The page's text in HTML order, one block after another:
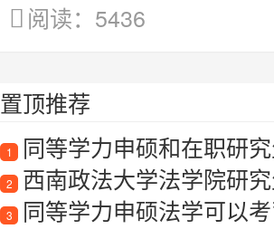
阅读：5436
置顶推荐
1 同等学力申硕和在职研
2 西南政法大学法学院研
3 同等学力申硕法学可以